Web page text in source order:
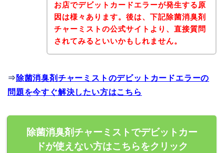
お店でデビットカードエラーが発生する原
因は様々あります。後は、下記除菌消臭剤
チャーミストの公式サイトより、直接質問
されてみるといいかもしれません。
⇒ 除菌消臭剤チャーミストのデビットカードエラーの
問題を今すぐ解決したい方はこちら
除菌消臭剤チャーミストでデビットカー
ドが使えない方はこちらをクリック